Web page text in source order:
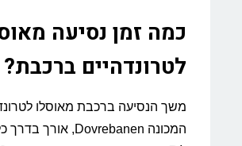
כמה זמן נסיעה
לטרונדהיים ברכבת?
משך הנסיעה ברכבת מאוסלו